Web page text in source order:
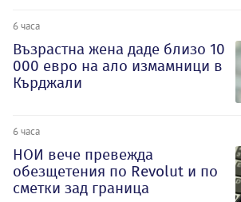
6 часа
Възрастна жена даде близо 10
000 евро на ало измамници в
Кърджали
6 часа
НОИ вече превежда
обезщетения по Revolut и по
сметки зад граница